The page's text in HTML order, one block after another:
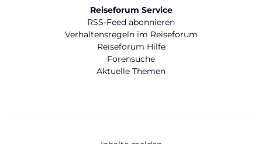
Reiseforum Service
RSS-Feed abonnieren
Verhaltensregeln im Reiseforum
Reiseforum Hilfe
Forensuche
Aktuelle Themen